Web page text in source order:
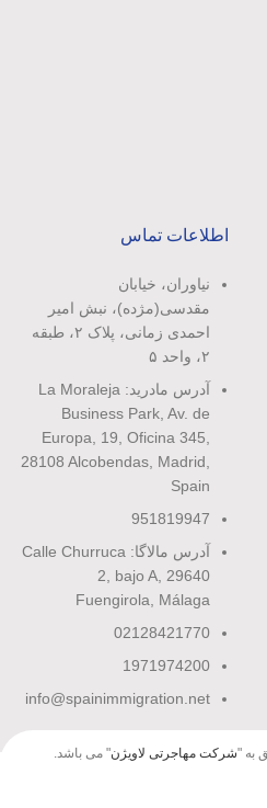
اطلاعات تماس
نیاوران، خیابان
مقدسی(مژده)، نبش امیر
احمدی زمانی، پلاک ۲، طبقه
۲، واحد ۵
آدرس مادرید: La Moraleja
Business Park, Av. de
Europa, 19, Oficina 345,
28108 Alcobendas, Madrid,
Spain
951819947
آدرس مالاگا: Calle Churruca
2, bajo A, 29640
Fuengirola, Málaga
02128421770
1971974200
info@spainimmigration.net
به "شرکت مهاجرتی لاویژن" می باشد.